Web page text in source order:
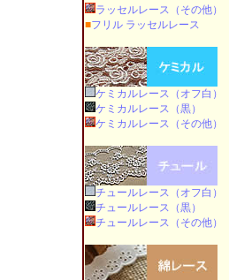
ラッセルレース（その他）
■フリル ラッセルレース
ケミカルレース（オフ白）
ケミカルレース（黒）
ケミカルレース（その他）
チュールレース（オフ白）
チュールレース（黒）
チュールレース（その他）